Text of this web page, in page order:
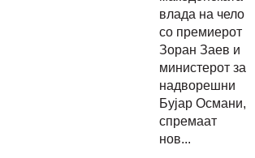
на ред е
Гоце
Делчев и
историјата
влада на чело
со премиерот
Зоран Заев и
министерот за
надворешни
Бујар Османи,
спремаат
нов...